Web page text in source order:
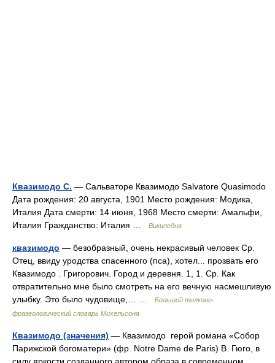
Квазимодо С. — Сальваторе Квазимодо Salvatore Quasimodo
Дата рождения: 20 августа, 1901 Место рождения: Модика,
Италия Дата смерти: 14 июня, 1968 Место смерти: Амальфи,
Италия Гражданство: Италия …
Википедия
квазимодо — безобразный, очень некрасивый человек Ср.
Отец, ввиду уродства спасенного (пса), хотел... прозвать его
Квазимодо . Григорович. Город и деревня. 1, 1. Ср. Как
отвратительно мне было смотреть на его вечную насмешливую
улыбку. Это было чудовище,… …
Большой толково-
фразеологический словарь Михельсона
Квазимодо (значения) — Квазимодо герой романа «Собор
Парижской богоматери» (фр. Notre Dame de Paris) В. Гюго, в